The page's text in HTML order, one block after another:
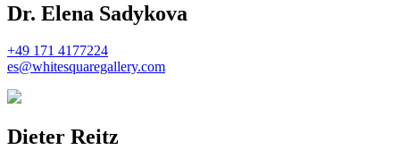
Dr. Elena Sadykova
+49 171 4177224
es@whitesquaregallery.com
Dieter Reitz